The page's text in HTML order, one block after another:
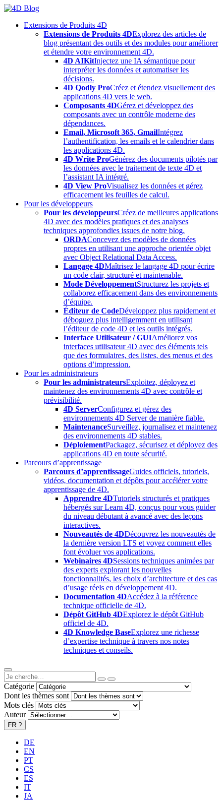
Skip
contentExtensions de Produits 4D
Extensions de Produits 4DExplorez des articles de
blog présentant des outils et des modules pour améliorer
et étendre votre environnement 4D.
4D AIKitInjectez une IA sémantique pour
interpréter les données et automatiser les
décisions.
4D Qodly ProCréez et étendez visuellement des
applications 4D vers le web.
Composants 4DGérez et développez des
composants avec un contrôle moderne des
dépendances.
Email, Microsoft 365, GmailIntégrez
l’authentification, les emails et le calendrier dans
les applications 4D.
4D Write ProGénérez des documents pilotés par
les données avec le traitement de texte 4D et
l’assistant IA intégré.
4D View ProVisualisez les données et gérez
efficacement les feuilles de calcul.
Pour les développeurs
Pour les développeursCréez de meilleures applications
4D avec des modèles pratiques et des analyses
techniques approfondies issues de notre blog.
ORDAConcevez des modèles de données
propres en utilisant une approche orientée objet
avec Object Relational Data Access.
Langage 4DMaîtrisez le langage 4D pour écrire
un code clair, structuré et maintenable.
Mode DéveloppementStructurez les projets et
collaborez efficacement dans des environnements
d’équipe.
Éditeur de CodeDéveloppez plus rapidement et
déboguez plus intelligemment en utilisant
l’éditeur de code 4D et les outils intégrés.
Interface Utilisateur / GUIAméliorez vos
interfaces utilisateur 4D avec des éléments tels
que des formulaires, des listes, des menus et des
options d’impression.
Pour les administrateurs
Pour les administrateursExploitez, déployez et
maintenez des environnements 4D avec contrôle et
prévisibilité.
4D ServerConfigurez et gérez des
environnements 4D Server de manière fiable.
MaintenanceSurveillez, journalisez et maintenez
des environnements 4D stables.
DéploiementPackagez, sécurisez et déployez des
applications 4D en toute sécurité.
Parcours d’apprentissage
Parcours d’apprentissageGuides officiels, tutoriels,
vidéos, documentation et dépôts pour accélérer votre
apprentissage de 4D.
Apprendre 4DTutoriels structurés et pratiques
hébergés sur Learn 4D, conçus pour vous guider
du niveau débutant à avancé avec des leçons
interactives.
Nouveautés de 4DDécouvrez les nouveautés de
la dernière version LTS et voyez comment elles
font évoluer vos applications.
Webinaires 4DSessions techniques animées par
des experts explorant les nouvelles
fonctionnalités, les choix d’architecture et des cas
d’usage réels en développement 4D.
Documentation 4DAccédez à la référence
technique officielle de 4D.
Dépôt GitHub 4DExplorez le dépôt GitHub
officiel de 4D.
4D Knowledge BaseExplorez une richesse
d’expertise technique à travers nos notes
techniques et conseils.
Catégorie
Dont les thèmes sont
Mots clés
Auteur
FR ?
DE
EN
PT
CS
ES
IT
JA